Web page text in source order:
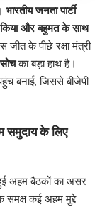
भारतीय जनता पार्टी
किया और बहुमत के साथ
जीत के पीछे रक्षा मंत्री
का बड़ा हाथ है।
बनाई, जिससे बीजेपी
समुदाय के लिए
अहम बैठकों का असर
समक्ष कई अहम मुद्दे